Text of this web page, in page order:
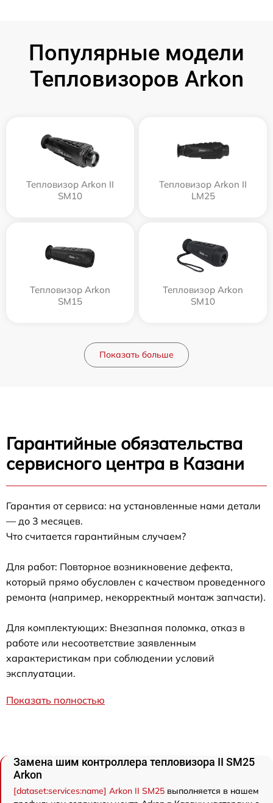
Популярные модели
Тепловизоров Arkon
Тепловизор Arkon II
SM10
Тепловизор Arkon II
LM25
Тепловизор Arkon
SM15
Тепловизор Arkon
SM10
Показать больше
Гарантийные обязательства
сервисного центра в Казани
Гарантия от сервиса: на установленные нами детали
— до 3 месяцев.
Что считается гарантийным случаем?
Для работ: Повторное возникновение дефекта,
который прямо обусловлен с качеством проведенного
ремонта (например, некорректный монтаж запчасти).
Для комплектующих: Внезапная поломка, отказ в
работе или несоответствие заявленным
характеристикам при соблюдении условий
эксплуатации.
Показать полностью
Замена шим контроллера тепловизора II SM25
Arkon
[dataset:services:name] Arkon II SM25 выполняется в нашем